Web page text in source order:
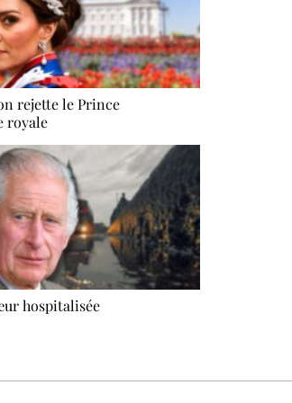
rejette le Prince
royale
hospitalisée